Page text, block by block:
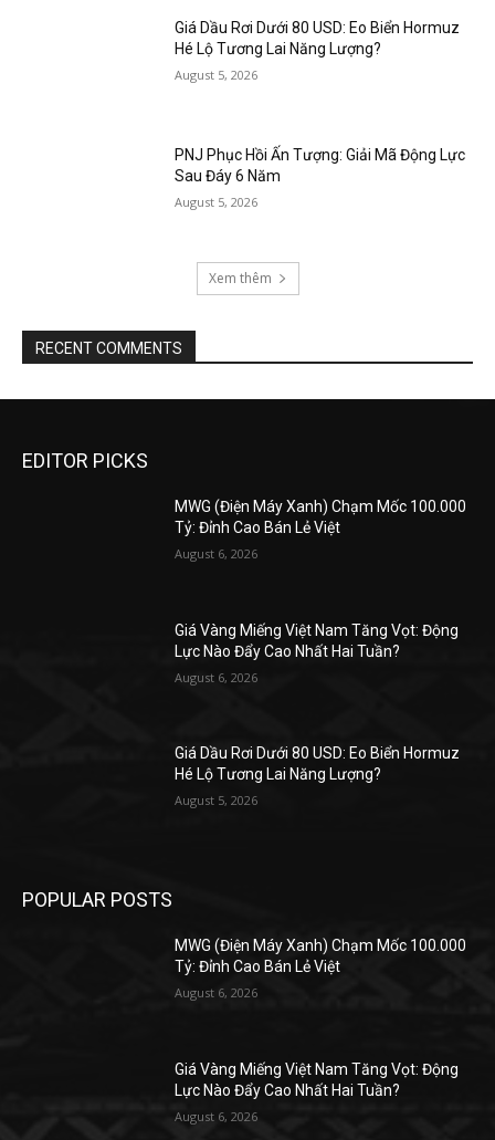
Giá Dầu Rơi Dưới 80 USD: Eo Biển Hormuz
Hé Lộ Tương Lai Năng Lượng?
August 5, 2026
PNJ Phục Hồi Ấn Tượng: Giải Mã Động Lực
Sau Đáy 6 Năm
August 5, 2026
Xem thêm
RECENT COMMENTS
EDITOR PICKS
MWG (Điện Máy Xanh) Chạm Mốc 100.000
Tỷ: Đỉnh Cao Bán Lẻ Việt
August 6, 2026
Giá Vàng Miếng Việt Nam Tăng Vọt: Động
Lực Nào Đẩy Cao Nhất Hai Tuần?
August 6, 2026
Giá Dầu Rơi Dưới 80 USD: Eo Biển Hormuz
Hé Lộ Tương Lai Năng Lượng?
August 5, 2026
POPULAR POSTS
MWG (Điện Máy Xanh) Chạm Mốc 100.000
Tỷ: Đỉnh Cao Bán Lẻ Việt
August 6, 2026
Giá Vàng Miếng Việt Nam Tăng Vọt: Động
Lực Nào Đẩy Cao Nhất Hai Tuần?
August 6, 2026